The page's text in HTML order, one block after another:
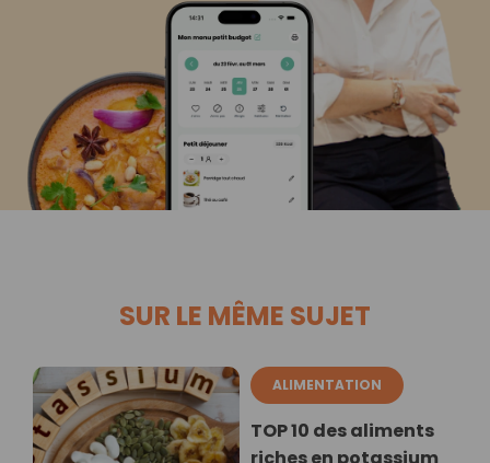
SUR LE MÊME SUJET
ALIMENTATION
TOP 10 des aliments